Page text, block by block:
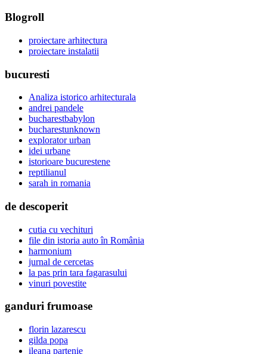
Blogroll
proiectare arhitectura
proiectare instalatii
bucuresti
Analiza istorico arhitecturala
andrei pandele
bucharestbabylon
bucharestunknown
explorator urban
idei urbane
istorioare bucurestene
reptilianul
sarah in romania
de descoperit
cutia cu vechituri
file din istoria auto în România
harmonium
jurnal de cercetas
la pas prin tara fagarasului
vinuri povestite
ganduri frumoase
florin lazarescu
gilda popa
ileana partenie